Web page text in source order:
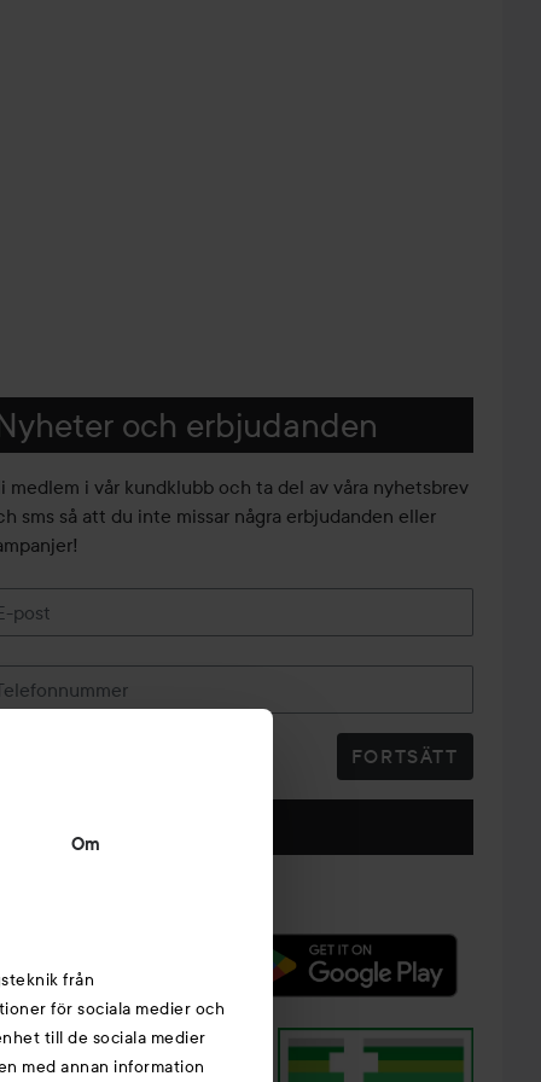
Om
från
för sociala medier och
till de sociala medier
med annan information
och erbjudanden
medlem i vår kundklubb och ta del av våra nyhetsbrev
sms så att du inte missar några erbjudanden eller
post
FORTSÄTT
Följ oss